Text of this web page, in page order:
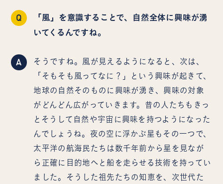
Q
「風」を意識することで、自然全体に興味が湧
いてくるんですね。
A
そうですね。風が見えるようになると、次は、
「そもそも風ってなに？」という興味が起きて、
地球の自然そのものに興味が湧き、興味の対象
がどんどん広がっていきます。昔の人たちもきっ
とそうして自然や宇宙に興味を持つようになった
んでしょうね。夜の空に浮かぶ星もその一つで、
太平洋の航海民たちは数千年前から星を見なが
ら正確に目的地へと船を走らせる技術を持ってい
ました。そうした祖先たちの知恵を、次世代た